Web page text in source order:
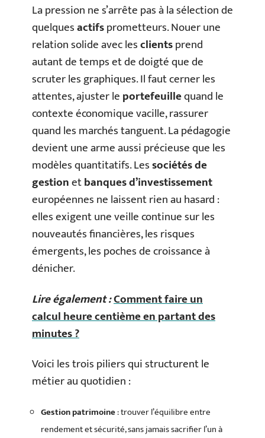
La pression ne s’arrête pas à la sélection de
quelquesactifsprometteurs. Nouer une
relation solide avec lesclientsprend
autant de temps et de doigté que de
scruter les graphiques. Il faut cerner les
attentes, ajuster leportefeuillequand le
contexte économique vacille, rassurer
quand les marchés tanguent. La pédagogie
devient une arme aussi précieuse que les
modèles quantitatifs. Lessociétés de
gestionetbanques d’investissement
européennes ne laissent rien au hasard :
elles exigent une veille continue sur les
nouveautés financières, les risques
émergents, les poches de croissance à
dénicher.
Lire également :Comment faire un
calcul heure centième en partant des
minutes ?
Voici les trois piliers qui structurent le
métier au quotidien :
Gestion patrimoine: trouver l’équilibre entre
rendement et sécurité, sans jamais sacrifier l’un à